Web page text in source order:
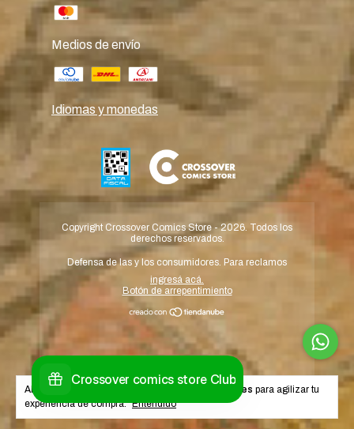
Al navegar por este sitio aceptás el uso de cookies para agilizar tu
experiencia de compra. Entendido
Medios de envío
Idiomas y monedas
Copyright Crossover Comics Store - 2026. Todos los
derechos reservados.
Defensa de las y los consumidores. Para reclamos
ingresá acá.
Botón de arrepentimiento